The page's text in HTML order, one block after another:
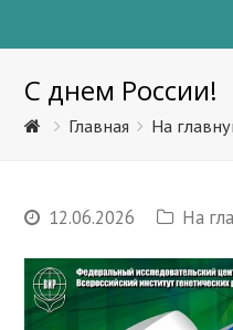
С днем России!
Главная На
12.06.2026 На